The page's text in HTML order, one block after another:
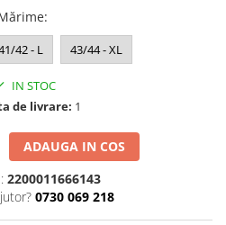
:
42 - L 43/44 - XL
IN STOC
de livrare: 1
ADAUGA IN COS
2200011666143
0730 069 218